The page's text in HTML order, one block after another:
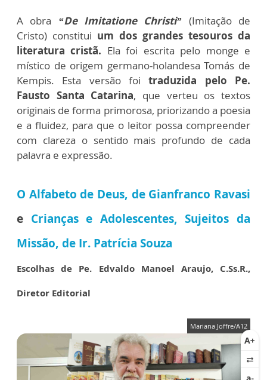
A obra “De Imitatione Christi” (Imitação de
Cristo) constitui um dos grandes tesouros da
literatura cristã. Ela foi escrita pelo monge e
místico de origem germano-holandesa Tomás de
Kempis. Esta versão foitraduzida pelo Pe.
Fausto Santa Catarina, que verteu os textos
originais de forma primorosa, priorizando a poesia
e a fluidez, para que o leitor possa compreender
com clareza o sentido mais profundo de cada
palavra e expressão.
O Alfabeto de Deus, de Gianfranco Ravasi
e Crianças e Adolescentes, Sujeitos da
Missão, de Ir. Patrícia Souza
Escolhas de Pe. Edvaldo Manoel Araujo, C.Ss.R.,
Diretor Editorial
Mariana Joffre/A12